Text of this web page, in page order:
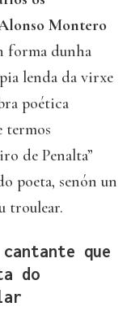
Montero
forma dunha
lenda da virxe
poética
termos
de Penalta”
poeta, senón un
troulear.
que
do